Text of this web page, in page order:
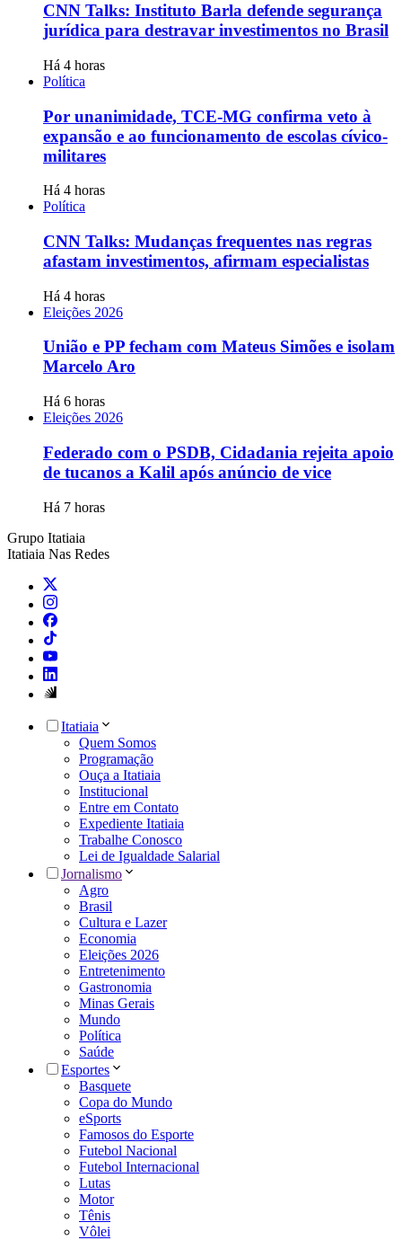
CNN Talks: Instituto Barla defende segurança
jurídica para destravar investimentos no Brasil
Há 4 horas
Política
Por unanimidade, TCE-MG confirma veto à
expansão e ao funcionamento de escolas cívico-
militares
Há 4 horas
Política
CNN Talks: Mudanças frequentes nas regras
afastam investimentos, afirmam especialistas
Há 4 horas
Eleições 2026
União e PP fecham com Mateus Simões e isolam
Marcelo Aro
Há 6 horas
Eleições 2026
Federado com o PSDB, Cidadania rejeita apoio
de tucanos a Kalil após anúncio de vice
Há 7 horas
Grupo Itatiaia
Itatiaia Nas Redes
Itatiaia
Quem Somos
Programação
Ouça a Itatiaia
Institucional
Entre em Contato
Expediente Itatiaia
Trabalhe Conosco
Lei de Igualdade Salarial
Jornalismo
Agro
Brasil
Cultura e Lazer
Economia
Eleições 2026
Entretenimento
Gastronomia
Minas Gerais
Mundo
Política
Saúde
Esportes
Basquete
Copa do Mundo
eSports
Famosos do Esporte
Futebol Nacional
Futebol Internacional
Lutas
Motor
Tênis
Vôlei